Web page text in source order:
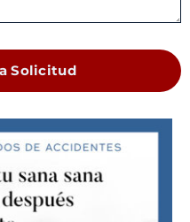
Solicitud